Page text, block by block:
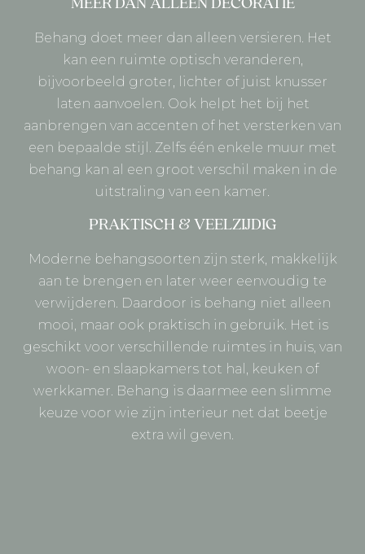
MEER DAN ALLEEN DECORATIE
Behang doet meer dan alleen versieren. Het
kan een ruimte optisch veranderen,
bijvoorbeeld groter, lichter of juist knusser
laten aanvoelen. Ook helpt het bij het
aanbrengen van accenten of het versterken van
een bepaalde stijl. Zelfs één enkele muur met
behang kan al een groot verschil maken in de
uitstraling van een kamer.
PRAKTISCH & VEELZIJDIG
Moderne behangsoorten zijn sterk, makkelijk
aan te brengen en later weer eenvoudig te
verwijderen. Daardoor is behang niet alleen
mooi, maar ook praktisch in gebruik. Het is
geschikt voor verschillende ruimtes in huis, van
woon- en slaapkamers tot hal, keuken of
werkkamer. Behang is daarmee een slimme
keuze voor wie zijn interieur net dat beetje
extra wil geven.